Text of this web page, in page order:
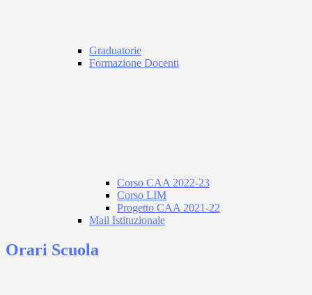
Graduatorie
Formazione Docenti
Corso CAA 2022-23
Corso LIM
Progetto CAA 2021-22
Mail Istituzionale
Orari Scuola